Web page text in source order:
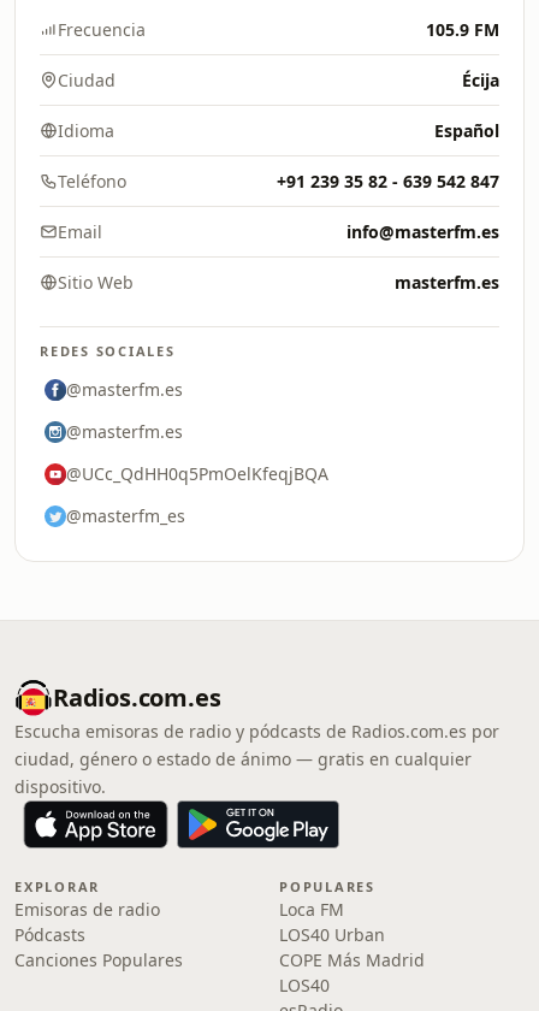
Frecuencia 105.9 FM
Ciudad Écija
Idioma Español
Teléfono +91 239 35 82 - 639 542 847
Email info@masterfm.es
Sitio Web masterfm.es
REDES SOCIALES
@masterfm.es
@masterfm.es
@UCc_QdHH0q5PmOelKfeqjBQA
@masterfm_es
Radios.com.es
Escucha emisoras de radio y pódcasts de Radios.com.es por
ciudad, género o estado de ánimo — gratis en cualquier
dispositivo.
EXPLORAR
Emisoras de radio
Pódcasts
Canciones Populares
POPULARES
Loca FM
LOS40 Urban
COPE Más Madrid
LOS40